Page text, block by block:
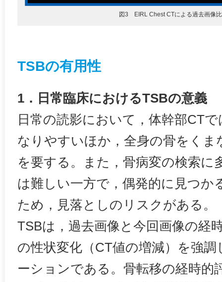
図3 EIRL Chest CTによる過去画像
TSBの有用性
1．日常臨床におけるTSBの意義
日常の読影において，体幹部CT
なりやすいほか，全身の骨をくま
を要する。また，骨病変の検索に
は難しい一方で，偶発的に見つか
ため，見落としのリスクがある。
TSBは，過去画像と今回画像の経
の性状変化（CT値の増減）を強
ーションである。骨転移の経時的